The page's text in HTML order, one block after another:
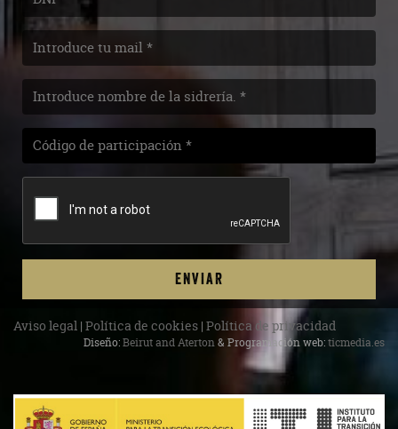
Email
Sidrería
de
la
promoción
Código
de
participación
ENVIAR
Aviso legal | Política de cookies | Política de privacidad
Diseño:Beirut and Aterton& Programación web:ticmedia.es